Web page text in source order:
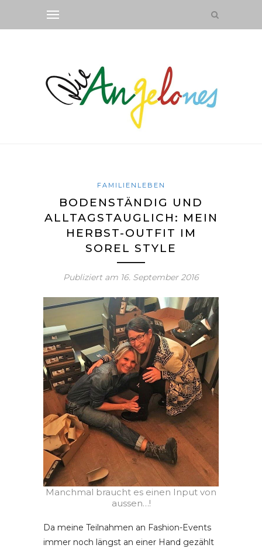
FAMILIENLEBEN
BODENSTÄNDIG UND
ALLTAGSTAUGLICH: MEIN
HERBST-OUTFIT IM
SOREL STYLE
Publiziert am 16. September 2016
Manchmal braucht es einen Input von
aussen…!
Da meine Teilnahmen an Fashion-Events
immer noch längst an einer Hand gezählt